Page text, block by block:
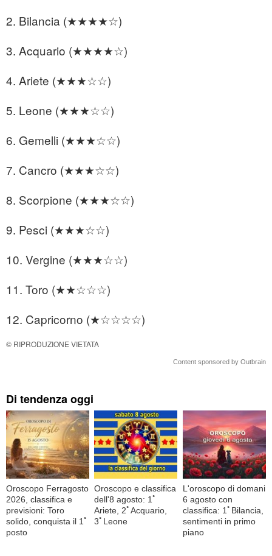
2. Bilancia (★★★★☆)
3. Acquario (★★★★☆)
4. Ariete (★★★☆☆)
5. Leone (★★★☆☆)
6. Gemelli (★★★☆☆)
7. Cancro (★★★☆☆)
8. Scorpione (★★★☆☆)
9. Pesci (★★★☆☆)
10. Vergine (★★★☆☆)
11. Toro (★★☆☆☆)
12. Capricorno (★☆☆☆☆)
© RIPRODUZIONE VIETATA
Content sponsored by Outbrain
Di tendenza oggi
Oroscopo Ferragosto
2026, classifica e
previsioni: Toro
solido, conquista il 1ﾟ
posto
Oroscopo e classifica
dell'8 agosto: 1ﾟ
Ariete, 2ﾟAcquario,
3ﾟLeone
L'oroscopo di domani
6 agosto con
classifica: 1ﾟBilancia,
sentimenti in primo
piano